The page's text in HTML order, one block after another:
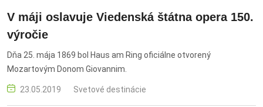
V máji oslavuje Viedenská štátna opera 150.
výročie
Dňa 25. mája 1869 bol Haus am Ring oficiálne otvorený
Mozartovým Donom Giovannim.
23.05.2019 Svetové destinácie